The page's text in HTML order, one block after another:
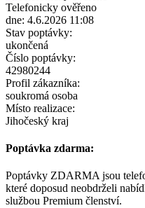
Telefonicky ověřeno
dne: 4.6.2026 11:08
Stav poptávky:
ukončená
Číslo poptávky:
42980244
Profil zákazníka:
soukromá osoba
Místo realizace:
Jihočeský kraj
Poptávka zdarma:
Poptávky ZDARMA jsou
které doposud neobdrželi
službou Premium členství.